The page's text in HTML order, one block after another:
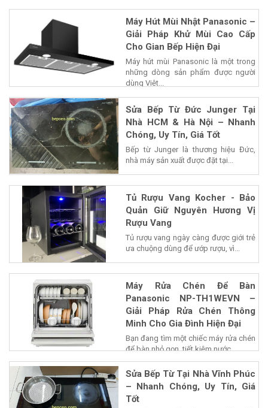
Máy Hút Mùi Nhật Panasonic –
Giải Pháp Khử Mùi Cao Cấp
Cho Gian Bếp Hiện Đại
Máy hút mùi Panasonic là một trong
những dòng sản phẩm được người
dùng Việt...
Sửa Bếp Từ Đức Junger Tại
Nhà HCM & Hà Nội – Nhanh
Chóng, Uy Tín, Giá Tốt
Bếp từ Junger là thương hiệu Đức,
nhà máy sản xuất được đặt tại...
Tủ Rượu Vang Kocher - Bảo
Quản Giữ Nguyên Hương Vị
Rượu Vang
Tủ rượu vang ngày càng được giới trẻ
ưa chuộng dùng để ướp rượu, vì...
Máy Rửa Chén Để Bàn
Panasonic NP-TH1WEVN –
Giải Pháp Rửa Chén Thông
Minh Cho Gia Đình Hiện Đại
Bạn đang tìm một chiếc máy rửa chén
để bàn nhỏ gọn, tiết kiệm nước...
Sửa Bếp Từ Tại Nhà Vĩnh Phúc
– Nhanh Chóng, Uy Tín, Giá
Tốt